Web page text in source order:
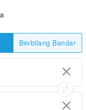
Berbilang Bandar